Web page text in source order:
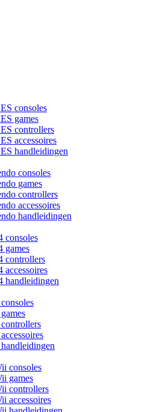
consoles
games
controllers
accessoires
handleidingen
consoles
games
controllers
accessoires
handleidingen
consoles
games
controllers
accessoires
handleidingen
consoles
games
controllers
accessoires